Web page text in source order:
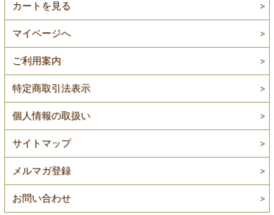
カートを見る
マイページへ
ご利用案内
特定商取引法表示
個人情報の取扱い
サイトマップ
メルマガ登録
お問い合わせ